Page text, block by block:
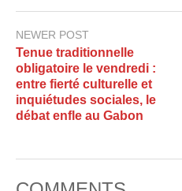
NEWER POST
Tenue traditionnelle
obligatoire le vendredi :
entre fierté culturelle et
inquiétudes sociales, le
débat enfle au Gabon